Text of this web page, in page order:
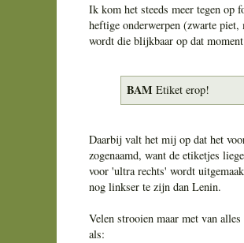
Ik kom het steeds meer tegen op
heftige onderwerpen (zwarte
wordt die blijkbaar op dat
BAM Etiket erop!
Daarbij valt het mij op dat het
zogenaamd, want de etiketjes
voor 'ultra rechts' wordt
nog linkser te zijn dan Lenin.
Velen strooien maar met van
als: